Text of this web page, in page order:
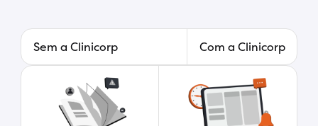
Sem a Clinicorp Com a Clinicorp